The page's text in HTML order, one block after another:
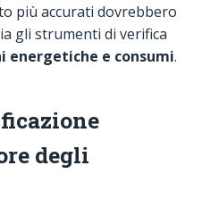
più accurati dovrebbero
gli strumenti di verifica
energetiche e consumi.
degli